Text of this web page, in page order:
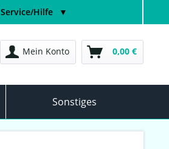
Service/Hilfe ▼
Mein Konto 0,00 €
Sonstiges